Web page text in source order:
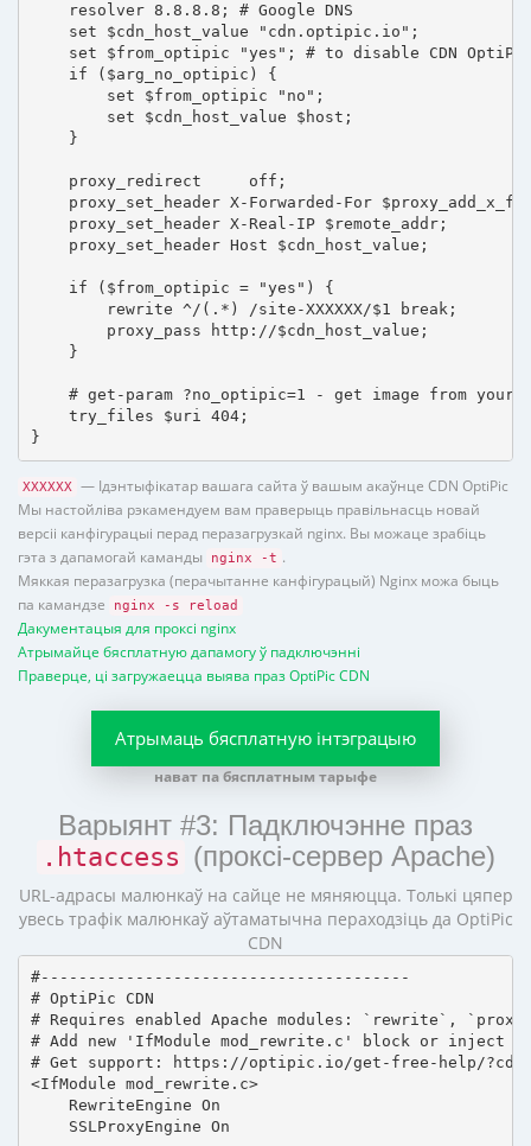
    resolver 8.8.8.8; # Google DNS
    set $cdn_host_value "cdn.optipic.io";
set $from_optipic "yes"; # to disable CDN
    if ($arg_no_optipic) {
        set $from_optipic "no";
        set $cdn_host_value $host;
    }
    proxy_redirect     off;
proxy_set_header X-Forwarded-For
    proxy_set_header X-Real-IP $remote_addr;
    proxy_set_header Host $cdn_host_value;
    if ($from_optipic = "yes") {
        rewrite ^/(.*) /site-XXXXXX/$1 break;
        proxy_pass http://$cdn_host_value;
    }
# get-param ?no_optipic=1 - get image from your
    try_files $uri 404;
}
XXXXXX
— Ідэнтыфікатар вашага сайта ў вашым акаўнце CDN OptiPic
Мы настойліва рэкамендуем вам праверыць правільнасць новай
версіі канфігурацыі перад перазагрузкай nginx. Вы можаце зрабіць
гэта з дапамогай каманды
nginx -t .
Мяккая перазагрузка (перачытанне канфігурацый) Nginx можа быць
па камандзе
nginx -s reload
Дакументацыя для проксі nginx
Атрымайце бясплатную дапамогу ў падключэнні
Праверце, ці загружаецца выява праз OptiPic CDN
Атрымаць бясплатную інтэграцыю
нават па бясплатным тарыфе
Варыянт #3: Падключэнне праз
.htaccess (проксі-сервер Apache)
URL-адрасы малюнкаў на сайце не мяняюцца. Толькі цяпер
увесь трафік малюнкаў аўтаматычна пераходзіць да OptiPic
CDN
#---------------------------------------
# OptiPic CDN
# Requires enabled Apache modules: `rewrite`,
# Add new 'IfModule mod_rewrite.c' block or inject
# Get support: https://optipic.io/get-free-help/
<IfModule mod_rewrite.c>
    RewriteEngine On
    SSLProxyEngine On